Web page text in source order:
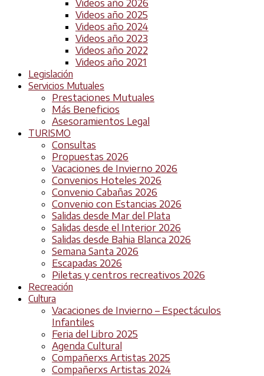
Videos año 2026
Videos año 2025
Videos año 2024
Videos año 2023
Videos año 2022
Videos año 2021
Legislación
Servicios Mutuales
Prestaciones Mutuales
Más Beneficios
Asesoramientos Legal
TURISMO
Consultas
Propuestas 2026
Vacaciones de Invierno 2026
Convenios Hoteles 2026
Convenio Cabañas 2026
Convenio con Estancias 2026
Salidas desde Mar del Plata
Salidas desde el Interior 2026
Salidas desde Bahia Blanca 2026
Semana Santa 2026
Escapadas 2026
Piletas y centros recreativos 2026
Recreación
Cultura
Vacaciones de Invierno – Espectáculos
Infantiles
Feria del Libro 2025
Agenda Cultural
Compañerxs Artistas 2025
Compañerxs Artistas 2024